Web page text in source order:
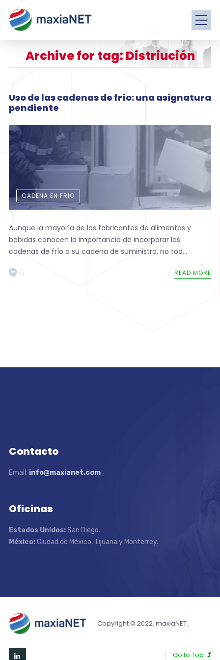
Archive for tag: Distriución
Uso de las cadenas de frío: una asignatura
pendiente
CADENA EN FRIO
Aunque la mayoría de los fabricantes de alimentos y
bebidas conocen la importancia de incorporar las
cadenas de frío a su cadena de suministro, no tod...
READ MORE
0
Contacto
Email: info@maxianet.com
Oficinas
Estados Unidos:San Diego.
México:Ciudad de México, Tijuana y Monterrey.
Copyright © 2022. maxiaNET.
Go to Top